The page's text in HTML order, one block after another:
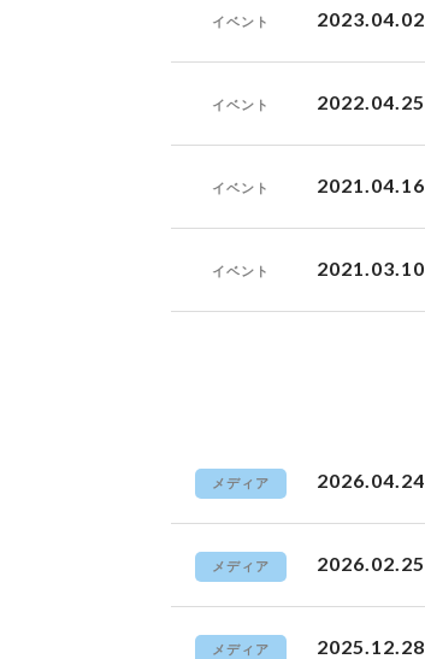
イベント 2023.04.02
イベント 2022.04.25
イベント 2021.04.16
イベント 2021.03.10
メディア 2026.04.24
メディア 2026.02.25
メディア 2025.12.28